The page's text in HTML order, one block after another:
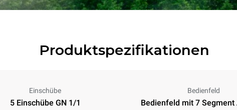
Produktspezifikationen
Einschübe
5 Einschübe GN 1/1
Bedienfeld
Bedienfeld mit 7 Segment